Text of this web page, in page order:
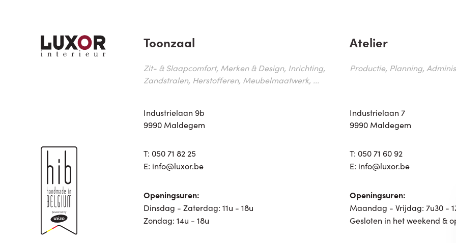
Toonzaal
Zit- & Slaapcomfort, Merken & Design, Inrichting,
Zandstralen, Herstofferen, Meubelmaatwerk, ...
Industrielaan 9b
9990 Maldegem
T: 050 71 82 25
E: info@luxor.be
Openingsuren:
Dinsdag - Zaterdag: 11u - 18u
Zondag: 14u - 18u
Atelier
Productie, Planning,
Industrielaan 7
9990 Maldegem
T: 050 71 60 92
E: info@luxor.be
Openingsuren:
Maandag - Vrijdag: 7u30 -
Gesloten in het weekend &